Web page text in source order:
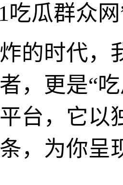
吃瓜群众
的时代，
，更是“
台，它以
，为你呈